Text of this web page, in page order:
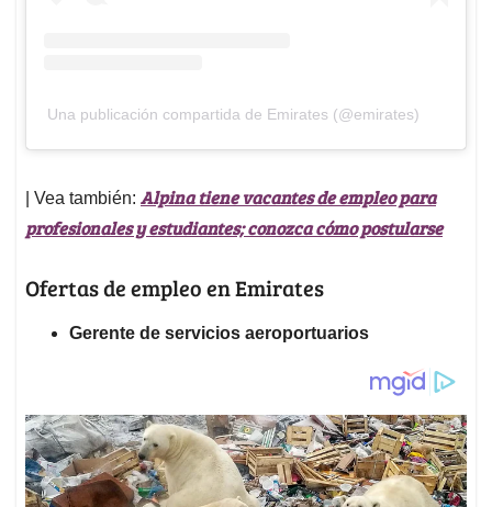
Una publicación compartida de Emirates (@emirates)
| Vea también: Alpina tiene vacantes de empleo para
profesionales y estudiantes; conozca cómo postularse
Ofertas de empleo en Emirates
Gerente de servicios aeroportuarios